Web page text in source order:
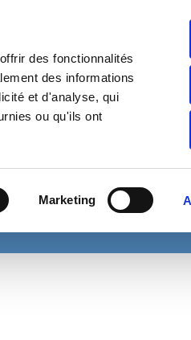
des fonctionnalités
des informations
et d'analyse, qui
ou qu'ils ont
Marketing
RACCORDS MESURE &